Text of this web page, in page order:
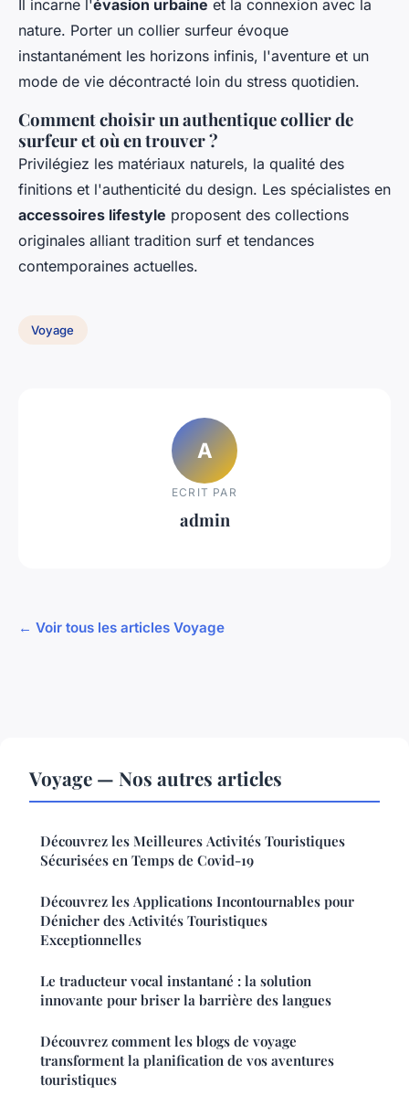
Il incarne l'évasion urbaine et la connexion avec la
nature. Porter un collier surfeur évoque
instantanément les horizons infinis, l'aventure et un
mode de vie décontracté loin du stress quotidien.
Comment choisir un authentique collier de
surfeur et où en trouver ?
Privilégiez les matériaux naturels, la qualité des
finitions et l'authenticité du design. Les spécialistes en
accessoires lifestyle proposent des collections
originales alliant tradition surf et tendances
contemporaines actuelles.
Voyage
A
ECRIT PAR
admin
← Voir tous les articles Voyage
Voyage — Nos autres articles
Découvrez les Meilleures Activités Touristiques
Sécurisées en Temps de Covid-19
Découvrez les Applications Incontournables pour
Dénicher des Activités Touristiques
Exceptionnelles
Le traducteur vocal instantané : la solution
innovante pour briser la barrière des langues
Découvrez comment les blogs de voyage
transforment la planification de vos aventures
touristiques